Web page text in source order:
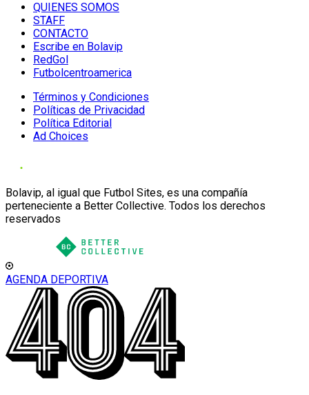
QUIENES SOMOS
STAFF
CONTACTO
Escribe en Bolavip
RedGol
Futbolcentroamerica
Términos y Condiciones
Políticas de Privacidad
Política Editorial
Ad Choices
Bolavip, al igual que Futbol Sites, es una compañía
perteneciente a Better Collective. Todos los derechos
reservados
AGENDA DEPORTIVA